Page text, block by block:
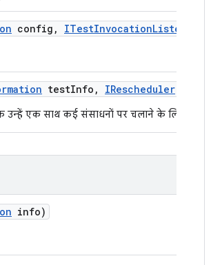
config , ITestInvocationListener
testInfo , IRescheduler
उन्हें एक साथ कई संसाधनों पर चलाने के लिए फिर
info)